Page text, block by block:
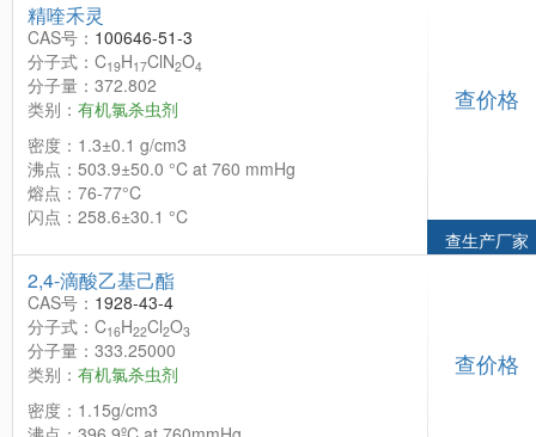
精喹禾灵
CAS号： 100646-51-3
分子式：C19H17ClN2O4
分子量：372.802
类别： 有机氯杀虫剂
密度：1.3±0.1 g/cm3
沸点：503.9±50.0 °C at 760 mmHg
熔点：76-77°C
闪点：258.6±30.1 °C
查价格
查生产厂家
2,4-滴酸乙基己酯
CAS号： 1928-43-4
分子式：C16H22Cl2O3
分子量：333.25000
类别： 有机氯杀虫剂
密度：1.15g/cm3
查价格